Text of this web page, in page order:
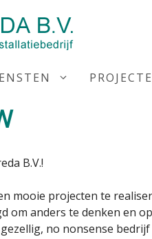
B.V.!
mooie projecten te
om anders te denken en
no nonsense